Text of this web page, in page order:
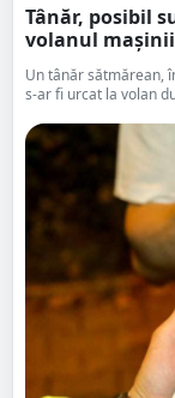
Tânăr, posibil
volanul
Un tânăr sătmărean,
s-ar fi urcat la volan